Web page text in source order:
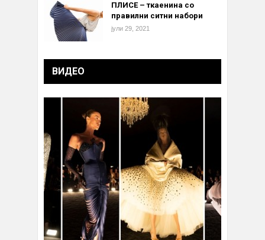
ПЛИСЕ – ткаенина со
правилни ситни набори
јули 29, 2021
ВИДЕО